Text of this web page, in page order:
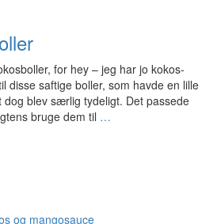
for hey – jeg har jo kokos-
disse saftige boller, som havde en lille
blev særlig tydeligt. Det passede
bruge dem til …